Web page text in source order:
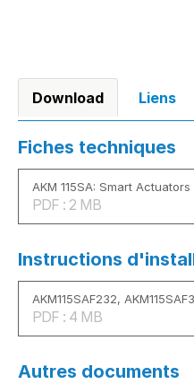
Download Liens
Fiches techniques
AKM 115SA: Smart Actuators
PDF : 2 MB
Instructions
AKM115SAF232,
PDF : 4 MB
Autres documents